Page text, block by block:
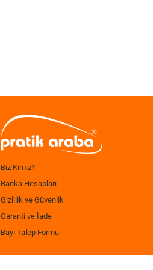
Biz Kimiz?
Banka Hesapları
Gizlilik ve Güvenlik
Garanti ve İade
Bayi Talep Formu